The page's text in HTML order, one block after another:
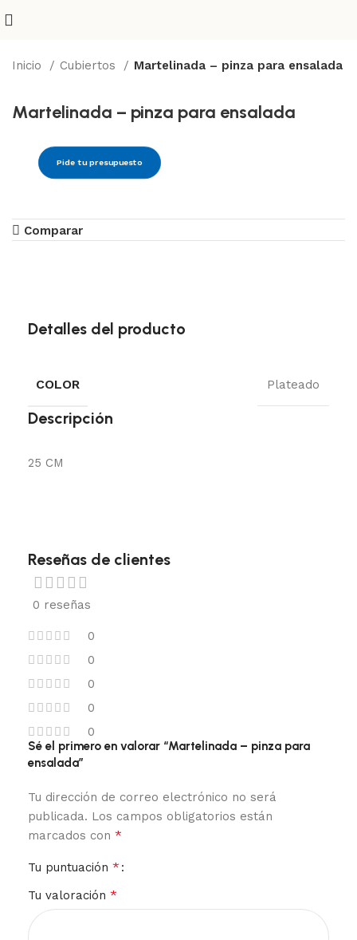
Inicio Cubiertos Martelinada – pinza para ensalada
Martelinada – pinza para ensalada
Pide tu presupuesto
Comparar
Detalles del producto
COLOR Plateado
Descripción
25 CM
Reseñas de clientes
0 reseñas
0
0
0
0
0
Sé el primero en valorar “Martelinada – pinza para
ensalada”
Tu dirección de correo electrónico no será
publicada. Los campos obligatorios están
marcados con *
Tu puntuación *
Tu valoración *